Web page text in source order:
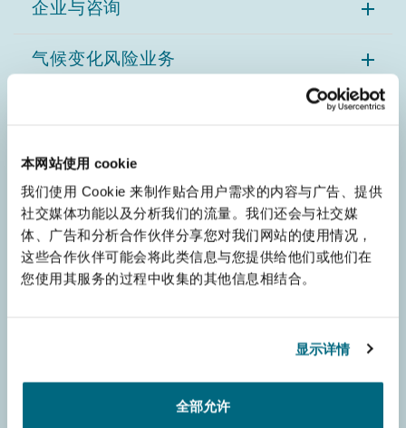
本网站使用 cookie
我们使用 Cookie 来制作贴合用户需求的内容与广告、提供
社交媒体功能以及分析我们的流量。我们还会与社交媒
体、广告和分析合作伙伴分享您对我们网站的使用情况，
这些合作伙伴可能会将此类信息与您提供给他们或他们在
您使用其服务的过程中收集的其他信息相结合。
显示详情
全部允许
企业与咨询
气候变化风险业务
伤亡
商事争议
商业